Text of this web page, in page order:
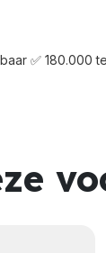
✅ 180.000